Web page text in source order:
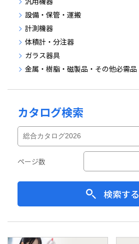
設備・保管・運搬
計測機器
体積計・分注器
ガラス器具
金属・樹脂・磁製品・その他必需品
カタログ検索
ページ数
検索する